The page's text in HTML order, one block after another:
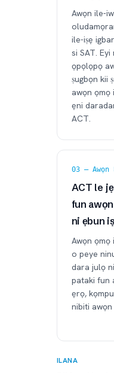
Awọn ile-
ile-iṣẹ
si SAT.
ọpọlọpọ
ṣugbọn kii
awọn ọmọ
ẹni
ACT.
03 —
ACT le
fun
ni ẹbun
Awọn
o peye
dara julọ
pataki fun
ẹrọ,
nibiti
ILANA